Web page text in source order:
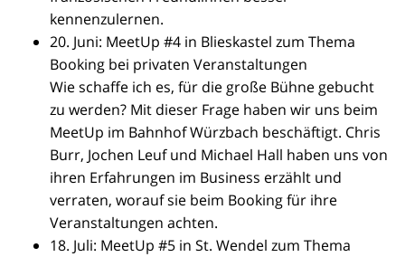
kennenzulernen.
20. Juni: MeetUp #4 in Blieskastel zum Thema
Booking bei privaten Veranstaltungen
Wie schaffe ich es, für die große Bühne gebucht
zu werden? Mit dieser Frage haben wir uns beim
MeetUp im Bahnhof Würzbach beschäftigt. Chris
Burr, Jochen Leuf und Michael Hall haben uns von
ihren Erfahrungen im Business erzählt und
verraten, worauf sie beim Booking für ihre
Veranstaltungen achten.
18. Juli: MeetUp #5 in St. Wendel zum Thema